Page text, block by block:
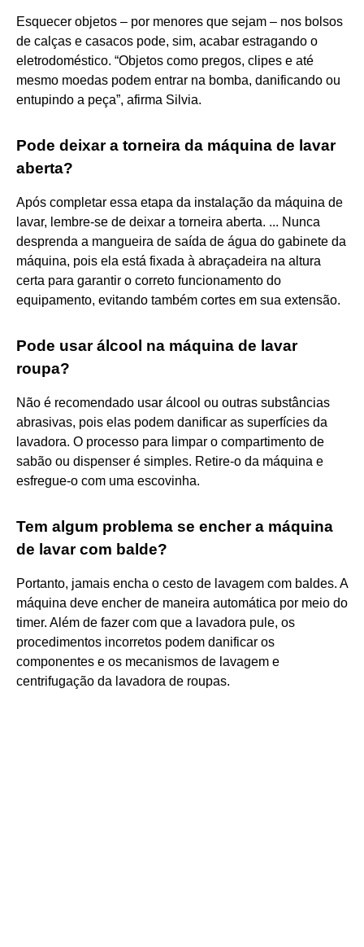
Esquecer objetos – por menores que sejam – nos bolsos
de calças e casacos pode, sim, acabar estragando o
eletrodoméstico. “Objetos como pregos, clipes e até
mesmo moedas podem entrar na bomba, danificando ou
entupindo a peça”, afirma Silvia.
Pode deixar a torneira da máquina de lavar
aberta?
Após completar essa etapa da instalação da máquina de
lavar, lembre-se de deixar a torneira aberta. ... Nunca
desprenda a mangueira de saída de água do gabinete da
máquina, pois ela está fixada à abraçadeira na altura
certa para garantir o correto funcionamento do
equipamento, evitando também cortes em sua extensão.
Pode usar álcool na máquina de lavar
roupa?
Não é recomendado usar álcool ou outras substâncias
abrasivas, pois elas podem danificar as superfícies da
lavadora. O processo para limpar o compartimento de
sabão ou dispenser é simples. Retire-o da máquina e
esfregue-o com uma escovinha.
Tem algum problema se encher a máquina
de lavar com balde?
Portanto, jamais encha o cesto de lavagem com baldes. A
máquina deve encher de maneira automática por meio do
timer. Além de fazer com que a lavadora pule, os
procedimentos incorretos podem danificar os
componentes e os mecanismos de lavagem e
centrifugação da lavadora de roupas.